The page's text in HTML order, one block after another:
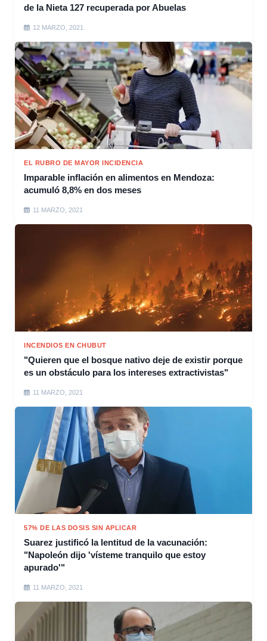
de la Nieta 127 recuperada por Abuelas
12 MARZO, 2021
EL RUBRO DE MAYOR INCIDENCIA
Imparable inflación en alimentos en Mendoza:
acumuló 8,8% en dos meses
11 MARZO, 2021
INCENDIOS EN CHUBUT
"Quieren que el bosque nativo deje de existir porque
es un obstáculo para los intereses extractivistas"
11 MARZO, 2021
57% DE LAS DOSIS SIN APLICAR
Suarez justificó la lentitud de la vacunación:
"Napoleón dijo 'vísteme tranquilo que estoy
apurado'"
11 MARZO, 2021